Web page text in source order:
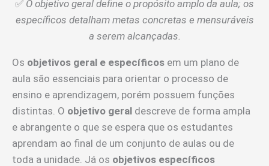
✅ O objetivo geral define o propósito amplo da aula; os
específicos detalham metas concretas e mensuráveis
a serem alcançadas.
Os objetivos geral e específicos em um plano de
aula são essenciais para orientar o processo de
ensino e aprendizagem, porém possuem funções
distintas. O objetivo geral descreve de forma ampla
e abrangente o que se espera que os estudantes
aprendam ao final de um conjunto de aulas ou de
toda a unidade. Já os objetivos específicos